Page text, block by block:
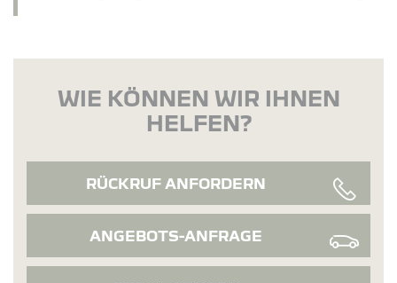
WIE KÖNNEN WIR IHNEN
HELFEN?
RÜCKRUF ANFORDERN
ANGEBOTS-ANFRAGE